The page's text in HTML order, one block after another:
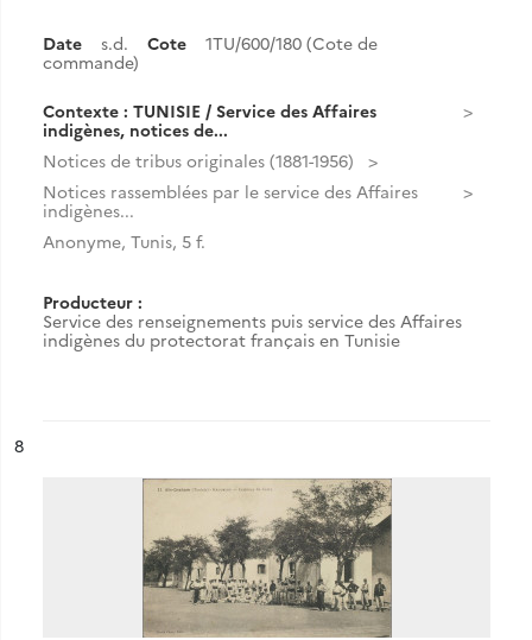
Date s.d. Cote
1TU/600/180 (Cote de
commande)
Contexte : TUNISIE / Service des Affaires
indigènes, notices de...
Notices de tribus originales (1881-1956)
Notices rassemblées par le service des Affaires
indigènes...
Anonyme, Tunis, 5 f.
Producteur :
Service des renseignements puis service des Affaires
indigènes du protectorat français en Tunisie
n°
8